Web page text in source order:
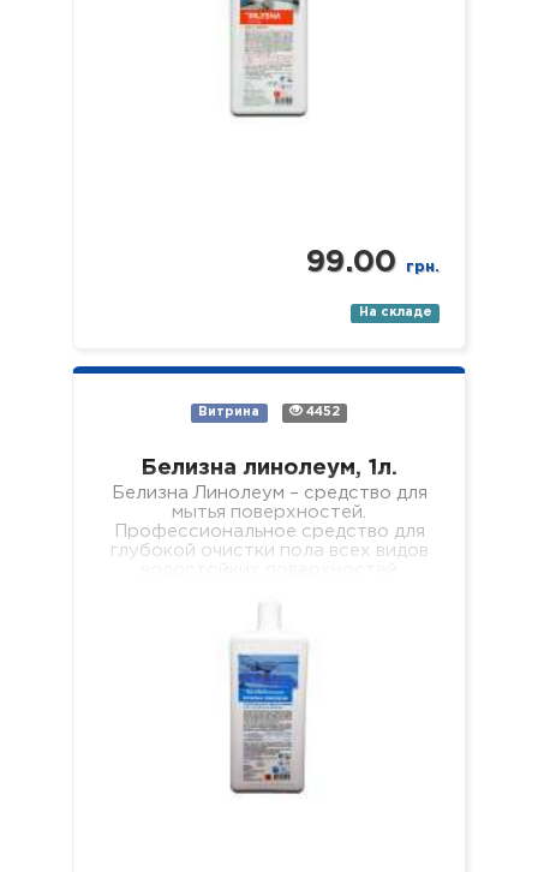
99.00 грн.
На складе
Витрина 4452
Белизна линолеум, 1л.
Белизна Линолеум – средство для
мытья поверхностей.
Профессиональное средство для
глубокой очистки пола всех видов